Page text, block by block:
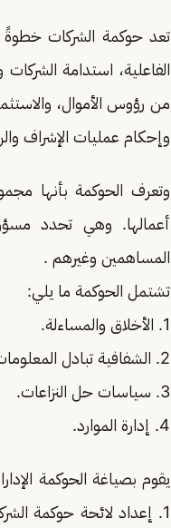
تعد حوكمة الشركات خطوةً
الفاعلية، استدامة
من رؤوس الأموال،
وإحكام عمليات الإشراف
وتعرف الحوكمة بأنها
أعمالها. وهي تحدد
المساهمين وغيرهم .
تشتمل الحوكمة ما يلي:
1. الأخلاق والمساءلة.
2. الشفافية تبادل المعلومات.
3. سياسات حل النزاعات.
4. إدارة الموارد.
يقوم بصياغة الحوكمة
1. إعداد لائحة حوكمة